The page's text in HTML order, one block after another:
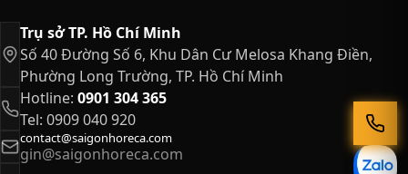
Trụ sở TP. Hồ Chí Minh
Số 40 Đường Số 6, Khu Dân Cư Melosa Khang Điền,
Phường Long Trường, TP. Hồ Chí Minh
Hotline: 0901 304 365
Tel: 0909 040 920
contact@saigonhoreca.com
gin@saigonhoreca.com